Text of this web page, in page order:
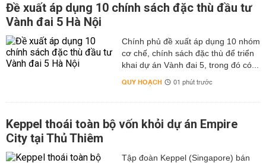
Đề xuất áp dụng 10 chính sách đặc thù đầu tư
Vành đai 5 Hà Nội
Chính phủ đề xuất áp dụng 10 nhóm
cơ chế, chính sách đặc thù để triển
khai dự án Vành đai 5, trong đó có...
QUY HOẠCH 01 phút trước
Keppel thoái toàn bộ vốn khỏi dự án Empire
City tại Thủ Thiêm
Tập đoàn Keppel (Singapore) bán